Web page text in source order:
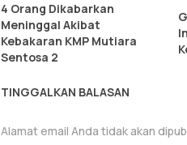
4 Orang Dikabarkan
Meninggal Akibat
Kebakaran KMP Mutiara
Sentosa 2
TINGGALKAN BALASAN
Alamat email Anda tidak akan